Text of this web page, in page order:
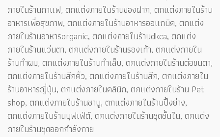
ภายในร้านกาแฟ, ตกแต่งภายในร้านของฝาก, ตกแต่งภายในร้าน
อาหารเพื่อสุขภาพ, ตกแต่งภายในร้านอาหารออแกนิค, ตกแต่ง
ภายในร้านอาหารorganic, ตกแต่งภายในร้านdkca, ตกแต่ง
ภายในร้านแว่นตา, ตกแต่งภายในร้านรองเท้า, ตกแต่งภายใน
ร้านทำผม, ตกแต่งภายในร้านทำเล็บ, ตกแต่งภายในร้านต่อขนตา,
ตกแต่งภายในร้านสักคิ้ว, ตกแต่งภายในร้านสัก, ตกแต่งภายใน
ร้านอาหารญี่ปุ่น, ตกแต่งภายในคลินิก, ตกแต่งภายในร้าน Pet
shop, ตกแต่งภายในร้านชาบู, ตกแต่งภายในร้านปิ้งย่าง,
ตกแต่งภายในร้านบุฟเฟ่ต์, ตกแต่งภายในร้านชุดชั้นใน, ตกแต่ง
ภายในร้านชุดออกกำลังกาย